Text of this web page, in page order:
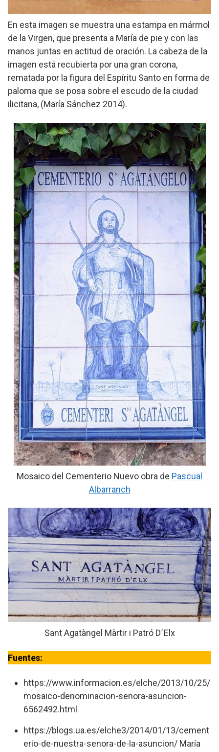
En esta imagen se muestra una estampa en mármol
de la Virgen, que presenta a María de pie y con las
manos juntas en actitud de oración. La cabeza de la
imagen está recubierta por una gran corona,
rematada por la figura del Espíritu Santo en forma de
paloma que se posa sobre el escudo de la ciudad
ilicitana, (María Sánchez 2014).
Mosaico del Cementerio Nuevo obra de Pascual
Albarranch
Sant Agatàngel Màrtir i Patró D´Elx
Fuentes:
https://www.informacion.es/elche/2013/10/25/
mosaico-denominacion-senora-asuncion-
6562492.html
https://blogs.ua.es/elche3/2014/01/13/cement
erio-de-nuestra-senora-de-la-asuncion/ María